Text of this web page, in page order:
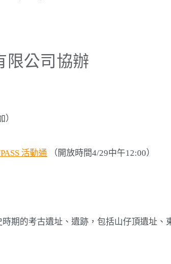
限公司協辦
活動通 （開放時間4/29中午12:00）
期的考古遺址、遺跡，包括山仔頂遺址